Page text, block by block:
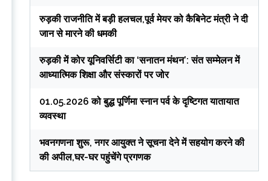
रुड़की राजनीति में बड़ी हलचल,पूर्व मेयर को कैबिनेट मंत्री ने दी
जान से मारने की धमकी
रुड़की में कोर यूनिवर्सिटी का ‘सनातन मंथन’: संत सम्मेलन में
आध्यात्मिक शिक्षा और संस्कारों पर जोर
01.05.2026 को बुद्ध पूर्णिमा स्नान पर्व के दृष्टिगत यातायात
व्यवस्था
भवनगणना शुरू, नगर आयुक्त ने सूचना देने में सहयोग करने की
की अपील,घर-घर पहुंचेंगे प्रगणक